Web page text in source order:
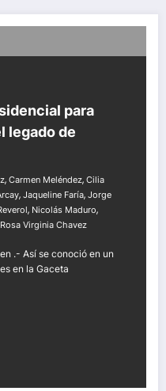
para
legado de
, Carmen Meléndez, Cilia
, Jaqueline Faría, Jorge
, Nicolás Maduro,
Rosa Virginia Chavez
.- Así se conoció en un
en la Gaceta